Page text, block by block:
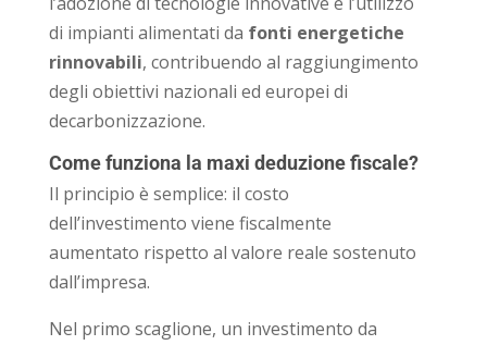
di impianti alimentati da fonti energetiche
rinnovabili, contribuendo al raggiungimento
degli obiettivi nazionali ed europei di
decarbonizzazione.
Come funziona la maxi deduzione fiscale?
Il principio è semplice: il costo
dell’investimento viene fiscalmente
aumentato rispetto al valore reale sostenuto
dall’impresa.
Nel primo scaglione, un investimento da